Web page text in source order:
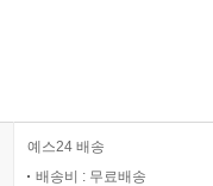
예스24 배송
배송비 : 무료배송